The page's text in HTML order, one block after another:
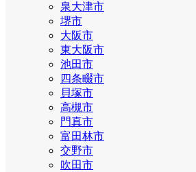
泉大津市
堺市
大阪市
東大阪市
池田市
四条畷市
貝塚市
高槻市
門真市
富田林市
交野市
吹田市